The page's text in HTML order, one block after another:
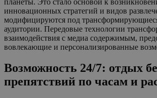
инновационных стратегий и видов
модифицируются под
аудитории. Передовые технологии
взаимодействия с медиа содержимым,
вовлекающие и персонализированные
Возможность 24/7: отдых
препятствий по часам и